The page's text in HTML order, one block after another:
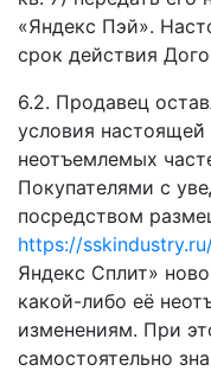
«Яндекс Пэй».
срок действия
6.2. Продавец
условия
неотъемлемых
Покупателями с
посредством
https://
Яндекс Сплит»
какой-либо её
изменениям. При
самостоятельно